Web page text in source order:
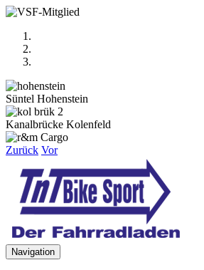
Süntel Hohenstein
Kanalbrücke Kolenfeld
Zurück Vor
Navigation